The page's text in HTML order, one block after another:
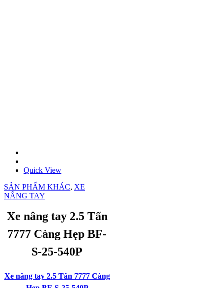
Quick View
SẢN PHẨM KHÁC, XE
NÂNG TAY
Xe nâng tay 2.5 Tấn
7777 Càng Hẹp BF-
S-25-540P
Xe nâng tay 2.5 Tấn 7777 Càng